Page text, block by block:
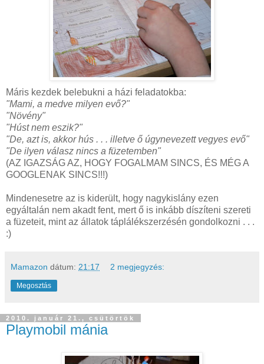
Máris kezdek belebukni a házi feladatokba:
"Mami, a medve milyen evő?"
"Növény"
"Húst nem eszik?"
"De, azt is, akkor hús . . . illetve ő úgynevezett vegyes evő"
"De ilyen válasz nincs a füzetemben"
(AZ IGAZSÁG AZ, HOGY FOGALMAM SINCS, ÉS MÉG A
GOOGLENAK SINCS!!!)
Mindenesetre az is kiderült, hogy nagykislány ezen
egyáltalán nem akadt fent, mert ő is inkább díszíteni szereti
a füzeteit, mint az állatok táplálékszerzésén gondolkozni . . .
:)
Mamazon dátum: 21:17 2 megjegyzés:
Megosztás
2010. január 21., csütörtök
Playmobil mánia